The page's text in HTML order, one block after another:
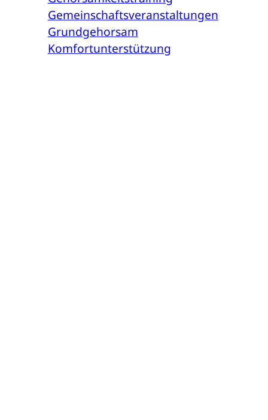
Gemeinschaftsveranstaltungen
Grundgehorsam
Komfortunterstützung